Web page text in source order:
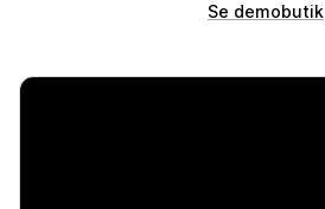
Se demobutik